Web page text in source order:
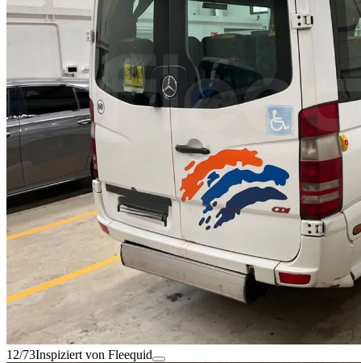
12/73Inspiziert von Fleequid